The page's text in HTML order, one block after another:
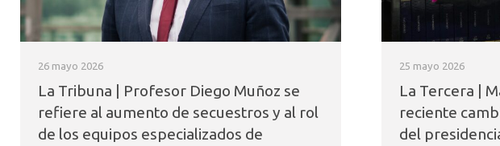
26 mayo 2026
La Tribuna | Profesor Diego Muñoz se
refiere al aumento de secuestros y al rol
de los equipos especializados de
25 mayo 2026
La Tercera |
reciente
del